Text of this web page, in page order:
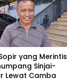
yang Merintis
Sinjai-
Lewat Camba